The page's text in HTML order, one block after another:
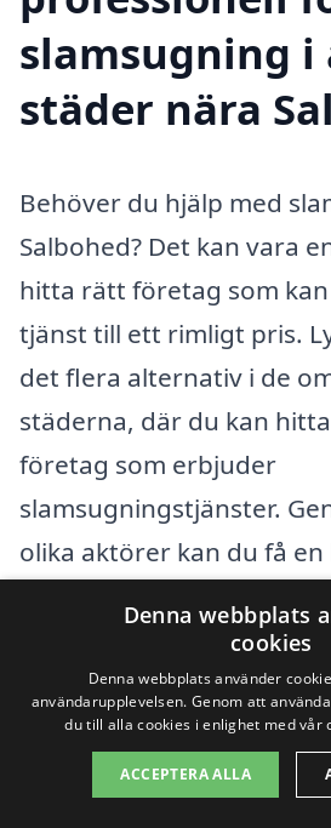
slamsugning i
städer nära
Behöver du hjälp med
Salbohed? Det kan vara
hitta rätt företag som
tjänst till ett rimligt pris.
det flera alternativ i de
städerna, där du kan
företag som erbjuder
slamsugningstjänster.
olika aktörer kan du få
och vad de kan erbjuda.
Här är några av de
Salbohed där du kan
slamsugning:
Denna webbplats
cookies
Denna webbplats använder
användarupplevelsen. Genom att
du till alla cookies i enlighet med vår
ACCEPTERA ALLA